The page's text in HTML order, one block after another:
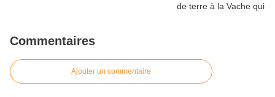
Commentaires
Ajouter un commentaire